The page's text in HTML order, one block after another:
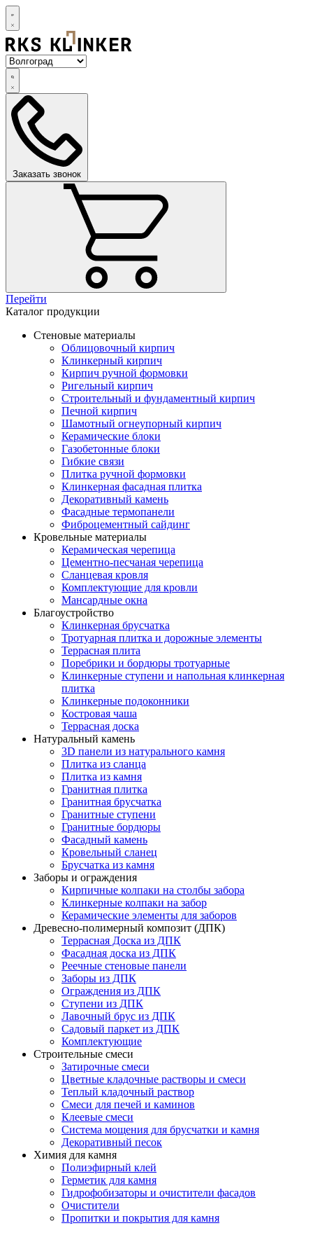
Заказать звонок
Перейти
Каталог продукции
Стеновые материалы
Облицовочный кирпич
Клинкерный кирпич
Кирпич ручной формовки
Ригельный кирпич
Строительный и фундаментный кирпич
Печной кирпич
Шамотный огнеупорный кирпич
Керамические блоки
Газобетонные блоки
Гибкие связи
Плитка ручной формовки
Клинкерная фасадная плитка
Декоративный камень
Фасадные термопанели
Фиброцементный сайдинг
Кровельные материалы
Керамическая черепица
Цементно-песчаная черепица
Сланцевая кровля
Комплектующие для кровли
Мансардные окна
Благоустройство
Клинкерная брусчатка
Тротуарная плитка и дорожные элементы
Террасная плита
Поребрики и бордюры тротуарные
Клинкерные ступени и напольная клинкерная
плитка
Клинкерные подоконники
Костровая чаша
Террасная доска
Натуральный камень
3D панели из натурального камня
Плитка из сланца
Плитка из камня
Гранитная плитка
Гранитная брусчатка
Гранитные ступени
Гранитные бордюры
Фасадный камень
Кровельный сланец
Брусчатка из камня
Заборы и ограждения
Кирпичные колпаки на столбы забора
Клинкерные колпаки на забор
Керамические элементы для заборов
Древесно-полимерный композит (ДПК)
Террасная Доска из ДПК
Фасадная доска из ДПК
Реечные стеновые панели
Заборы из ДПК
Ограждения из ДПК
Ступени из ДПК
Лавочный брус из ДПК
Садовый паркет из ДПК
Комплектующие
Строительные смеси
Затирочные смеси
Цветные кладочные растворы и смеси
Теплый кладочный раствор
Смеси для печей и каминов
Клеевые смеси
Система мощения для брусчатки и камня
Декоративный песок
Химия для камня
Полиэфирный клей
Герметик для камня
Гидрофобизаторы и очистители фасадов
Очистители
Пропитки и покрытия для камня